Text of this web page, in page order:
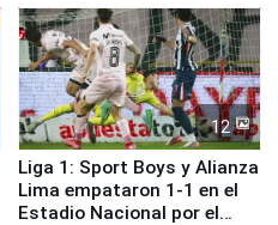
12
Liga 1: Sport Boys y Alianza
Lima empataron 1-1 en el
Estadio Nacional por el